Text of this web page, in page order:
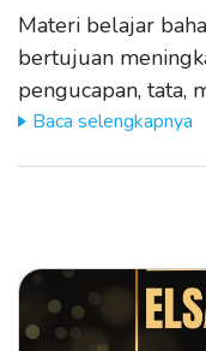
Materi belajar
bertujuan
pengucapan, tata,
Baca selengkapnya